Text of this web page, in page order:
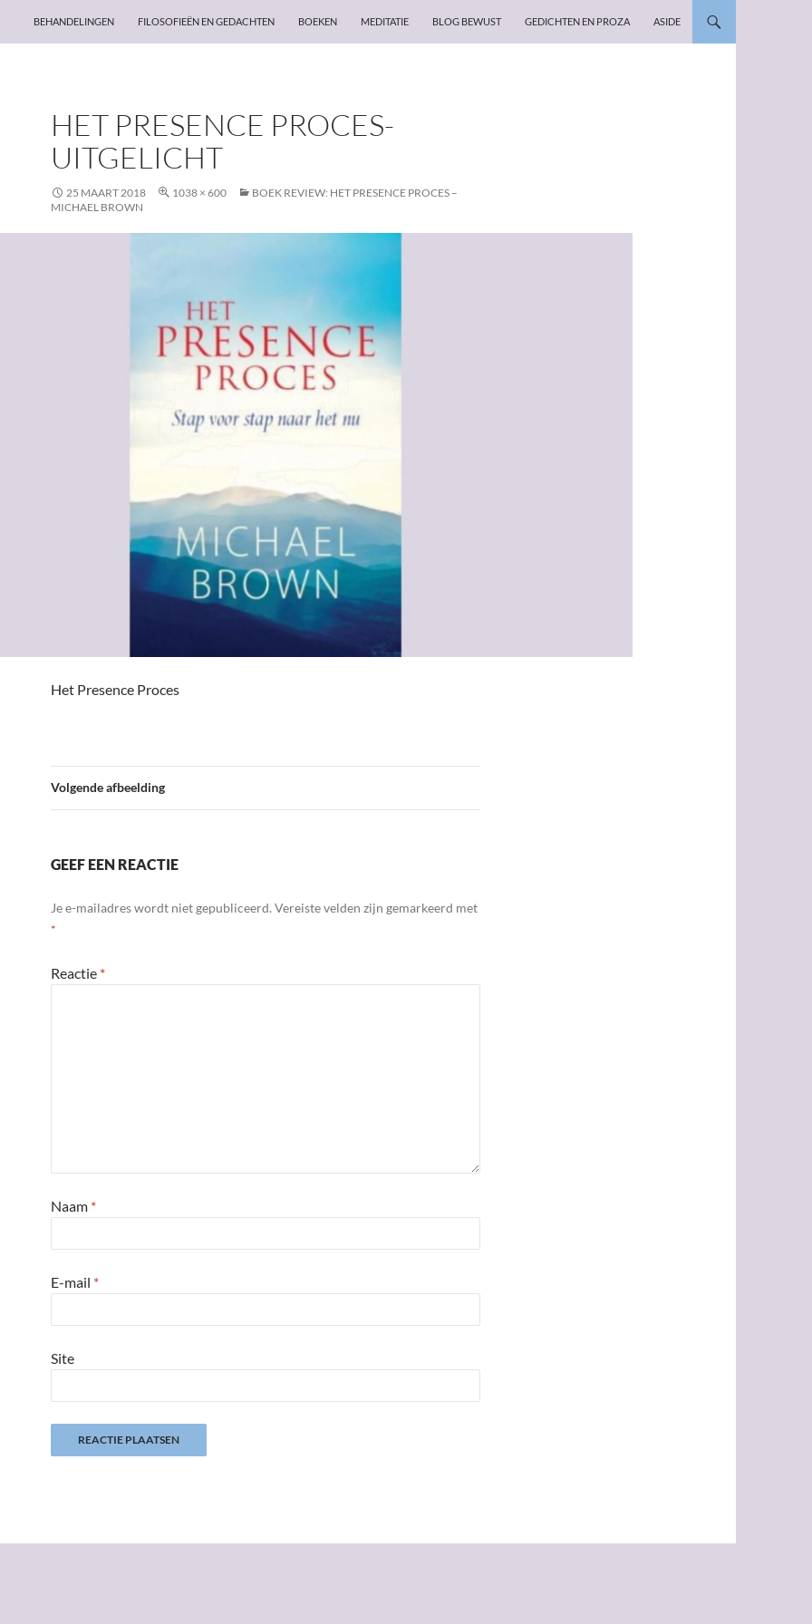
BEHANDELINGEN FILOSOFIEËN EN GEDACHTEN BOEKEN MEDITATIE BLOG BEWUST GEDICHTEN EN PROZA ASIDE
HET PRESENCE PROCES-
UITGELICHT
25 MAART 2018 1038 × 600
BOEK REVIEW: HET PRESENCE PROCES –
MICHAEL BROWN
Het Presence Proces
Volgende afbeelding
GEEF EEN REACTIE
Je e-mailadres wordt niet gepubliceerd. Vereiste velden zijn gemarkeerd met
*
Reactie *
Naam *
E-mail *
Site